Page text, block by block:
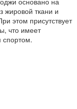
жировой ткани и
этом присутствует
что имеет